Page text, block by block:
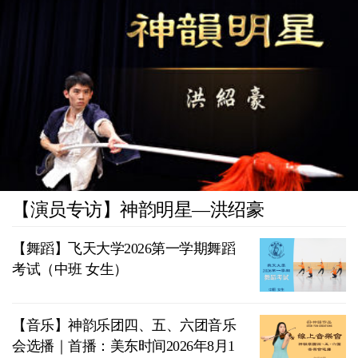
【演员专访】神韵明星—洪绍豪
【舞蹈】飞天大学2026第一学期舞蹈
考试（中班 女生）
【音乐】神韵乐团四、五、六团音乐
会选播｜首播：美东时间2026年8月1